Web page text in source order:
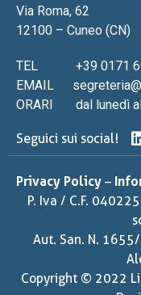
Via Roma, 62
12100 – Cuneo (CN)
TEL
+39 0171
EMAIL
ORARI
dal lunedì
Seguici sui social!
Privacy Policy –
P. Iva / C.F.
Aut. San. N.
Copyright © 2022